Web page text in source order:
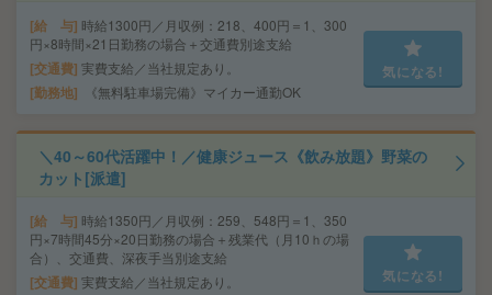
給 与 時給1300円／月収例：218、400円＝1、300
円×8時間×21日勤務の場合＋交通費別途支給
交通費 実費支給／当社規定あり。
勤務地 《無料駐車場完備》マイカー通勤OK
気になる!
＼40～60代活躍中！／健康ジュース《飲み放題》野菜の
カット[派遣]
給 与 時給1350円／月収例：259、548円＝1、350
円×7時間45分×20日勤務の場合＋残業代（月10ｈの場
合）、交通費、深夜手当別途支給
交通費 実費支給／当社規定あり。 気になる!